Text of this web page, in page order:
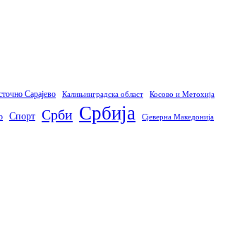
Сарајево Калињинградска област Косово и Метохија
Спорт Срби Србија Сјеверна Македонија